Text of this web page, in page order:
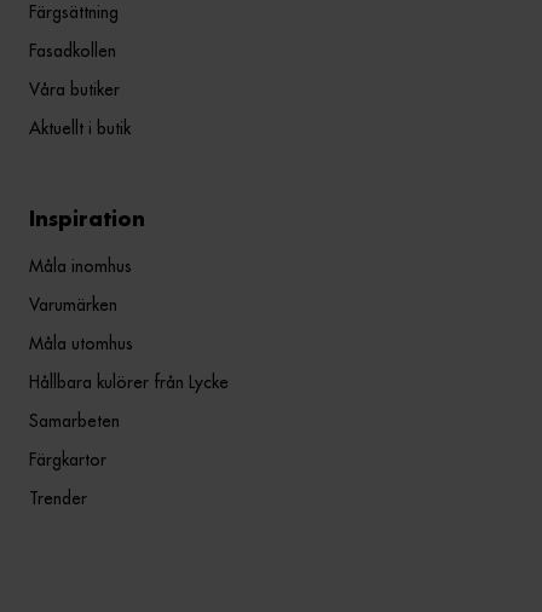
Färgsättning
Fasadkollen
Våra butiker
Aktuellt i butik
Inspiration
Måla inomhus
Varumärken
Måla utomhus
Hållbara kulörer från Lycke
Samarbeten
Färgkartor
Trender